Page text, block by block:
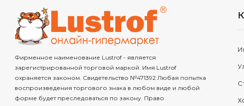
Фирменное наименование Lustrof - является
зарегистрированной торговой маркой. Имя Lustrof
охраняется законом. Свидетельство №471392 Любая попытка
воспроизведения торгового знака в любом виде и любой
форме будет преследоваться по закону. Право